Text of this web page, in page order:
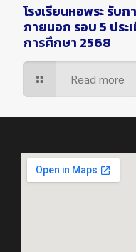
โรงเรียนหอพระ รับ
ภายนอก รอบ 5 ปร
การศึกษา 2568
Read more